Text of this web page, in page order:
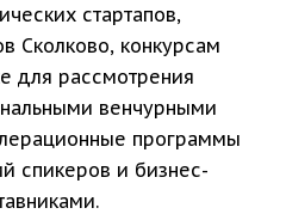
стартапов,
Сколково, конкурсам
для рассмотрения
венчурными
программы
спикеров и бизнес-